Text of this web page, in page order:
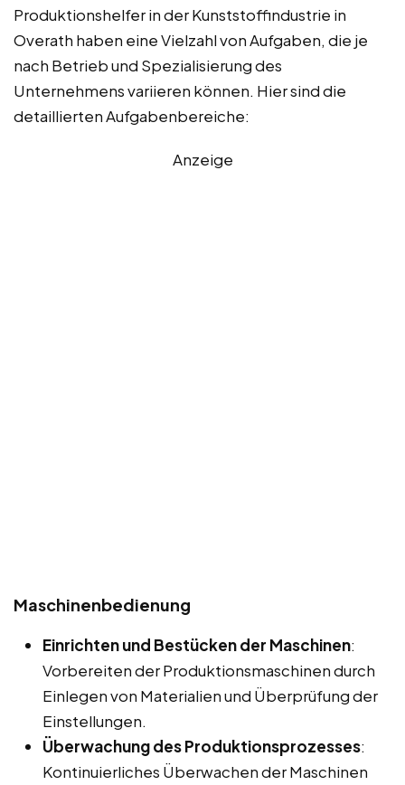
Produktionshelfer in der Kunststoffindustrie in
Overath haben eine Vielzahl von Aufgaben, die je
nach Betrieb und Spezialisierung des
Unternehmens variieren können. Hier sind die
detaillierten Aufgabenbereiche:
Anzeige
Maschinenbedienung
Einrichten und Bestücken der Maschinen:
Vorbereiten der Produktionsmaschinen durch
Einlegen von Materialien und Überprüfung der
Einstellungen.
Überwachung des Produktionsprozesses:
Kontinuierliches Überwachen der Maschinen